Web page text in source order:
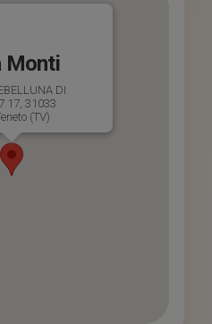
Monti
DI
17, 31033
(TV)